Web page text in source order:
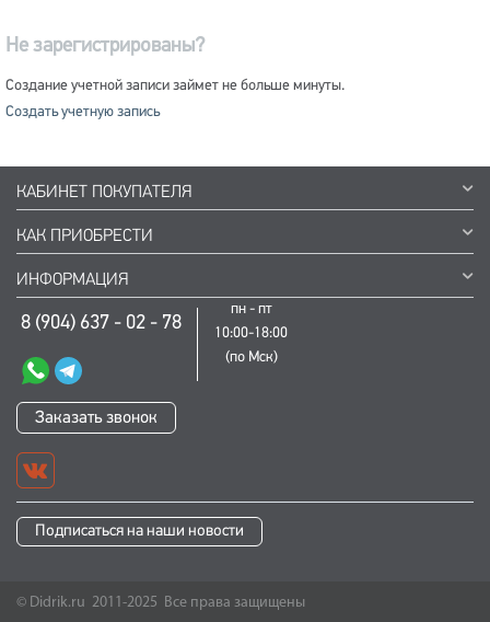
Не зарегистрированы?
Создание учетной записи займет не больше минуты.
Создать учетную запись
КАБИНЕТ ПОКУПАТЕЛЯ
КАК ПРИОБРЕСТИ
ИНФОРМАЦИЯ
8 (904) 637 - 02 - 78
пн - пт
10:00-18:00
(по Мск)
Заказать звонок
Подписаться на наши новости
© Didrik.ru 2011-2025 Все права защищены